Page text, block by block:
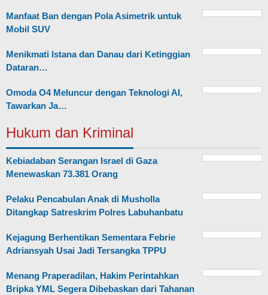
Manfaat Ban dengan Pola Asimetrik untuk
Mobil SUV
Menikmati Istana dan Danau dari Ketinggian
Dataran…
Omoda O4 Meluncur dengan Teknologi AI,
Tawarkan Ja…
Hukum dan Kriminal
Kebiadaban Serangan Israel di Gaza
Menewaskan 73.381 Orang
Pelaku Pencabulan Anak di Musholla
Ditangkap Satreskrim Polres Labuhanbatu
Kejagung Berhentikan Sementara Febrie
Adriansyah Usai Jadi Tersangka TPPU
Menang Praperadilan, Hakim Perintahkan
Bripka YML Segera Dibebaskan dari Tahanan